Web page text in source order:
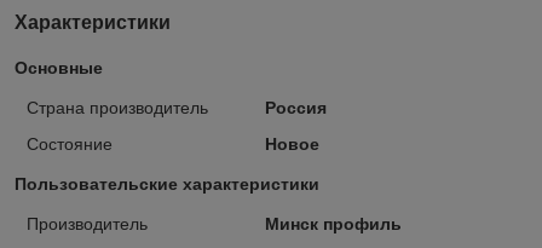
Характеристики
Основные
Страна производитель
Россия
Состояние
Новое
Пользовательские характеристики
Производитель Минск профиль